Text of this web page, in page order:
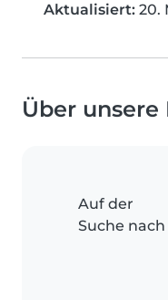
Aktualisiert: 20.
Über unsere
Auf der
Suche nach